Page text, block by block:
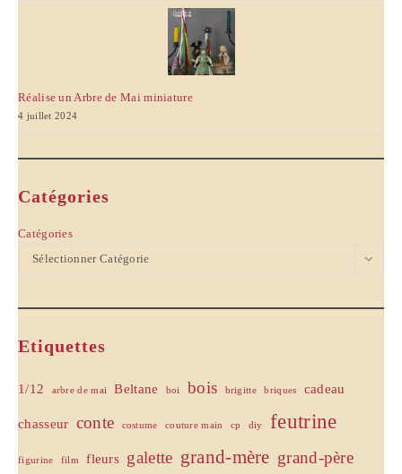
Réalise un Arbre de Mai miniature
4 juillet 2024
Catégories
Catégories
Sélectionner Catégorie
Etiquettes
1/12 arbre de mai Beltane boi bois brigitte briques cadeau
chasseur conte costume couture main cp diy feutrine
figurine film fleurs galette grand-mère grand-père